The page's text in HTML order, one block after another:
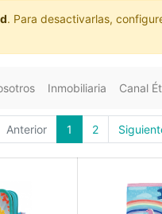
. Para desactivarlas,
Inmobiliaria Canal
Anterior 1 2